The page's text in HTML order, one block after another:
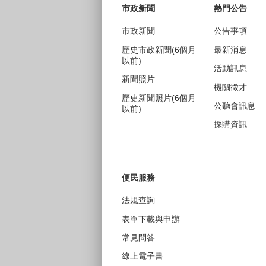
市政新聞
市政新聞
歷史市政新聞(6個月
以前)
新聞照片
歷史新聞照片(6個月
以前)
熱門公告
公告事項
最新消息
活動訊息
機關徵才
公聽會訊息
採購資訊
便民服務
法規查詢
表單下載與申辦
常見問答
線上電子書